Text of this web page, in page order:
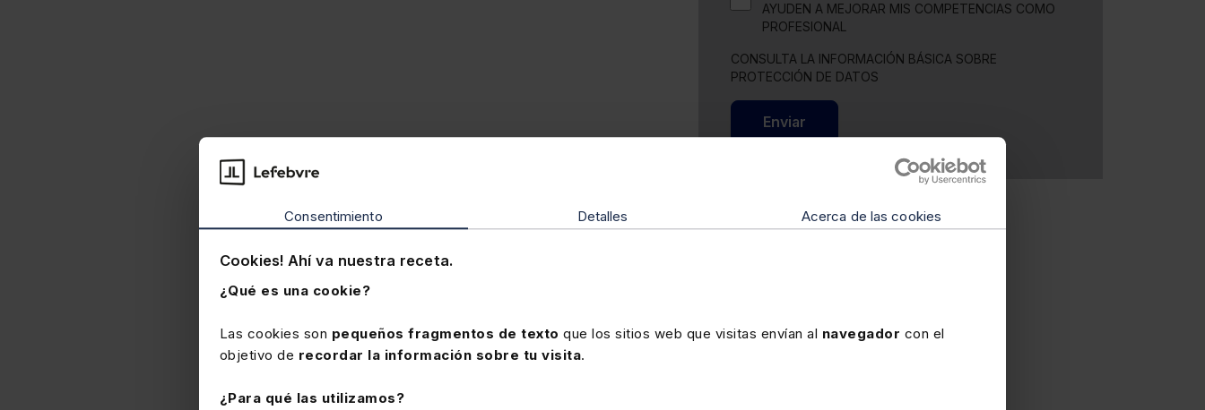
Consentimiento Detalles Acerca de las cookies
Cookies! Ahí va nuestra receta.
¿Qué es una cookie?
Las cookies son pequeños fragmentos de texto que los sitios web que visitas envían al navegador con el
objetivo de recordar la información sobre tu visita.
¿Para qué las utilizamos?
AYUDEN A MEJORAR MIS COMPETENCIAS COMO
PROFESIONAL
CONSULTA LA INFORMACIÓN BÁSICA SOBRE
PROTECCIÓN DE DATOS
Enviar